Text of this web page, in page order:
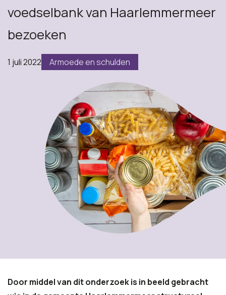
voedselbank van Haarlemmermeer
bezoeken
1 juli 2022 Armoede en schulden
Door middel van dit onderzoek is in beeld gebracht